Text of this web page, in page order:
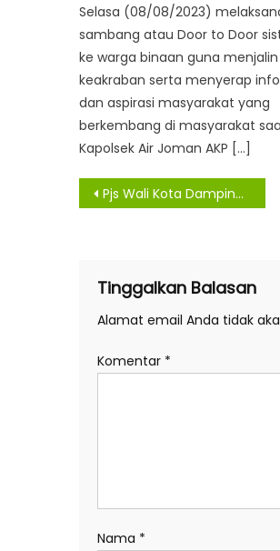
Selasa (08/08/2023)
sambang atau Door to Door
ke warga binaan guna menjalin
keakraban serta menyerap
dan aspirasi masyarakat yang
berkembang di masyarakat
Kapolsek Air Joman AKP […]
Navigasi
Pjs Wali Kota Dampingi GubsuTinjau Lokasi Banjir Rob di Bagan Deli
Tinggalkan Balasan
Alamat email Anda tidak
Komentar *
Nama *